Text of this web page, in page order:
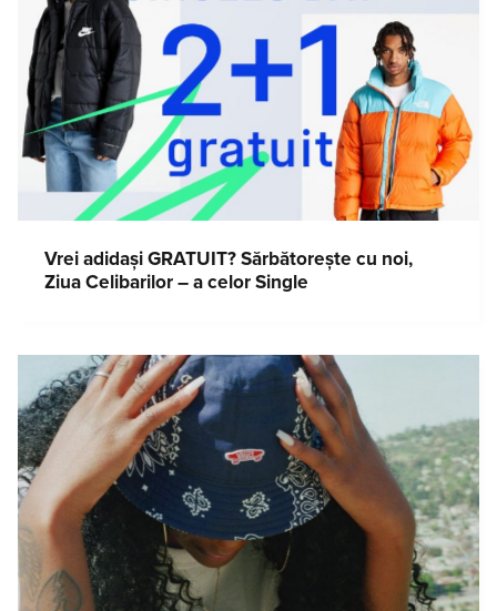
Vrei adidași GRATUIT? Sărbătorește cu noi,
Ziua Celibarilor – a celor Single